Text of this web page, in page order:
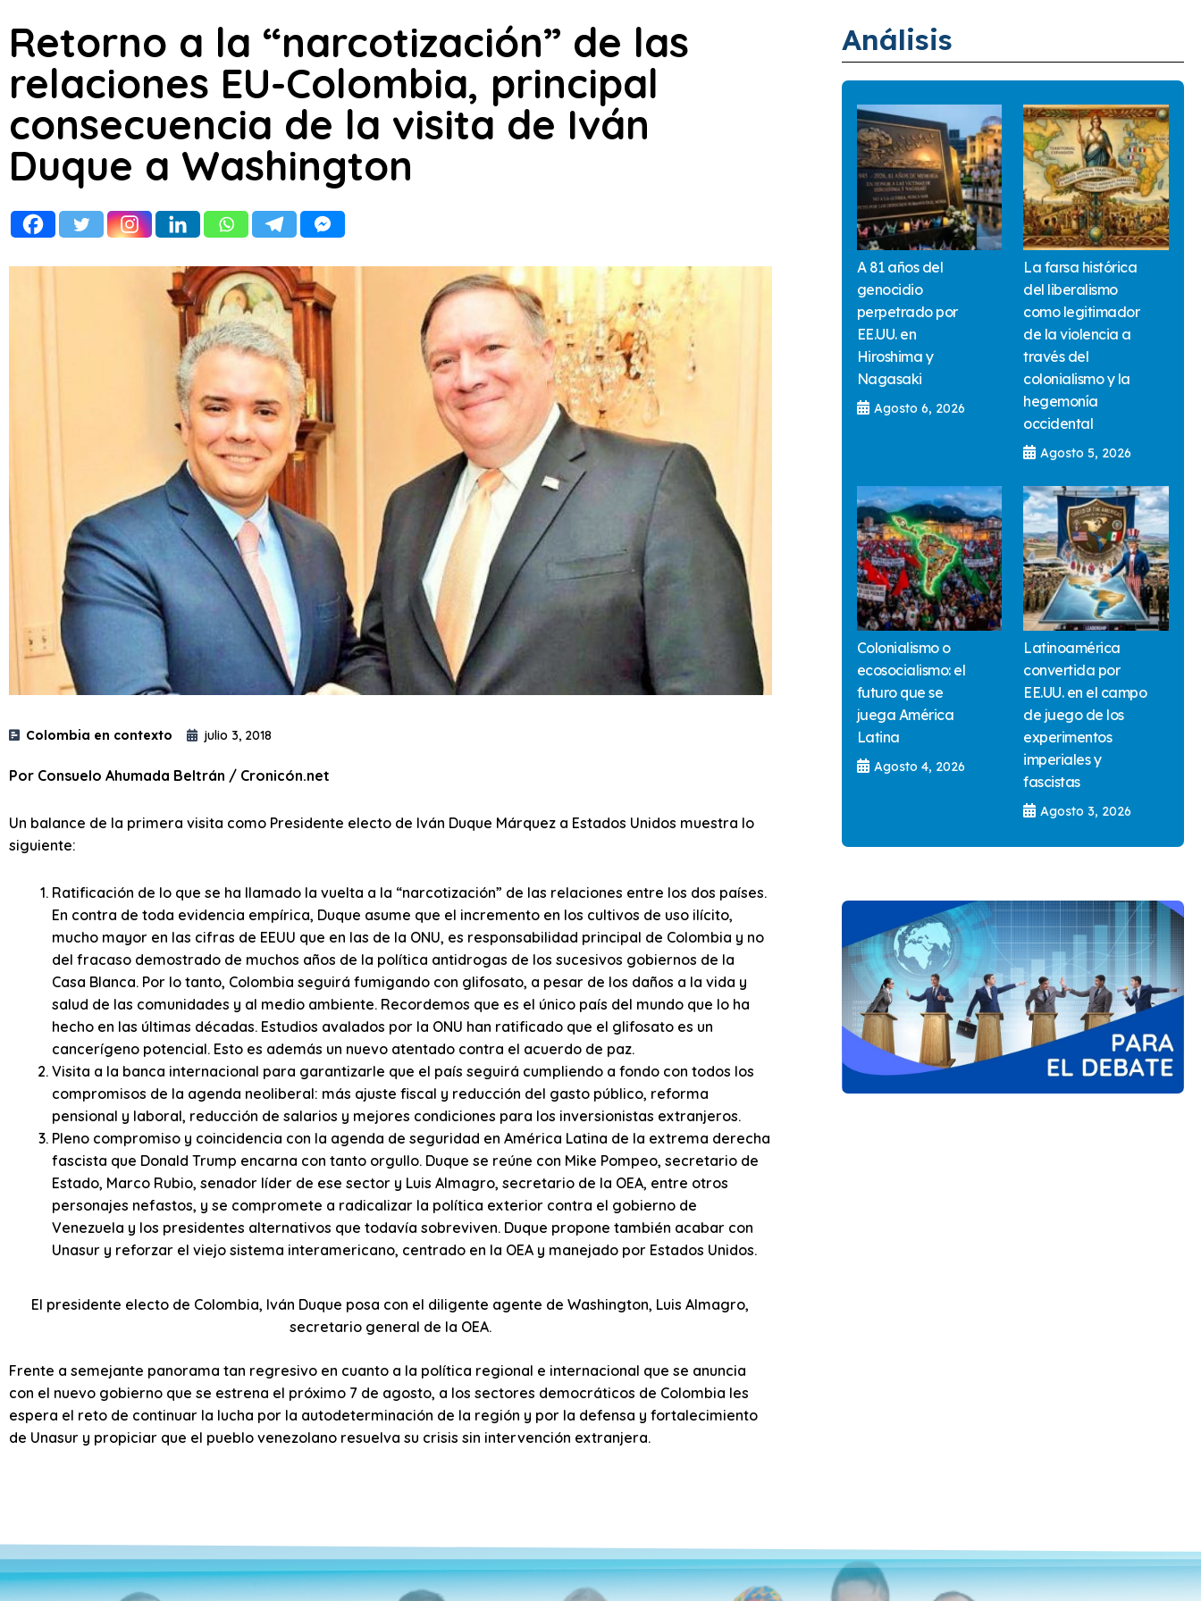
Retorno a la “narcotización” de las
relaciones EU-Colombia, principal
consecuencia de la visita de Iván
Duque a Washington
Colombia en contexto julio 3, 2018
Por Consuelo Ahumada Beltrán / Cronicón.net
Un balance de la primera visita como Presidente electo de Iván Duque Márquez a Estados Unidos muestra lo
siguiente:
Ratificación de lo que se ha llamado la vuelta a la “narcotización” de las relaciones entre los dos países.
En contra de toda evidencia empírica, Duque asume que el incremento en los cultivos de uso ilícito,
mucho mayor en las cifras de EEUU que en las de la ONU, es responsabilidad principal de Colombia y no
del fracaso demostrado de muchos años de la política antidrogas de los sucesivos gobiernos de la
Casa Blanca. Por lo tanto, Colombia seguirá fumigando con glifosato, a pesar de los daños a la vida y
salud de las comunidades y al medio ambiente. Recordemos que es el único país del mundo que lo ha
hecho en las últimas décadas. Estudios avalados por la ONU han ratificado que el glifosato es un
cancerígeno potencial. Esto es además un nuevo atentado contra el acuerdo de paz.
Visita a la banca internacional para garantizarle que el país seguirá cumpliendo a fondo con todos los
compromisos de la agenda neoliberal: más ajuste fiscal y reducción del gasto público, reforma
pensional y laboral, reducción de salarios y mejores condiciones para los inversionistas extranjeros.
Pleno compromiso y coincidencia con la agenda de seguridad en América Latina de la extrema derecha
fascista que Donald Trump encarna con tanto orgullo. Duque se reúne con Mike Pompeo, secretario de
Estado, Marco Rubio, senador líder de ese sector y Luis Almagro, secretario de la OEA, entre otros
personajes nefastos, y se compromete a radicalizar la política exterior contra el gobierno de
Venezuela y los presidentes alternativos que todavía sobreviven. Duque propone también acabar con
Unasur y reforzar el viejo sistema interamericano, centrado en la OEA y manejado por Estados Unidos.
El presidente electo de Colombia, Iván Duque posa con el diligente agente de Washington, Luis Almagro,
secretario general de la OEA.
Frente a semejante panorama tan regresivo en cuanto a la política regional e internacional que se anuncia
con el nuevo gobierno que se estrena el próximo 7 de agosto, a los sectores democráticos de Colombia les
espera el reto de continuar la lucha por la autodeterminación de la región y por la defensa y fortalecimiento
de Unasur y propiciar que el pueblo venezolano resuelva su crisis sin intervención extranjera.
Análisis
A 81 años del
genocidio
perpetrado por
EE.UU. en
Hiroshima y
Nagasaki
Agosto 6, 2026
La farsa histórica
del liberalismo
como legitimador
de la violencia a
través del
colonialismo y la
hegemonía
occidental
Agosto 5, 2026
Colonialismo o
ecosocialismo: el
futuro que se
juega América
Latina
Agosto 4, 2026
Latinoamérica
convertida por
EE.UU. en el campo
de juego de los
experimentos
imperiales y
fascistas
Agosto 3, 2026